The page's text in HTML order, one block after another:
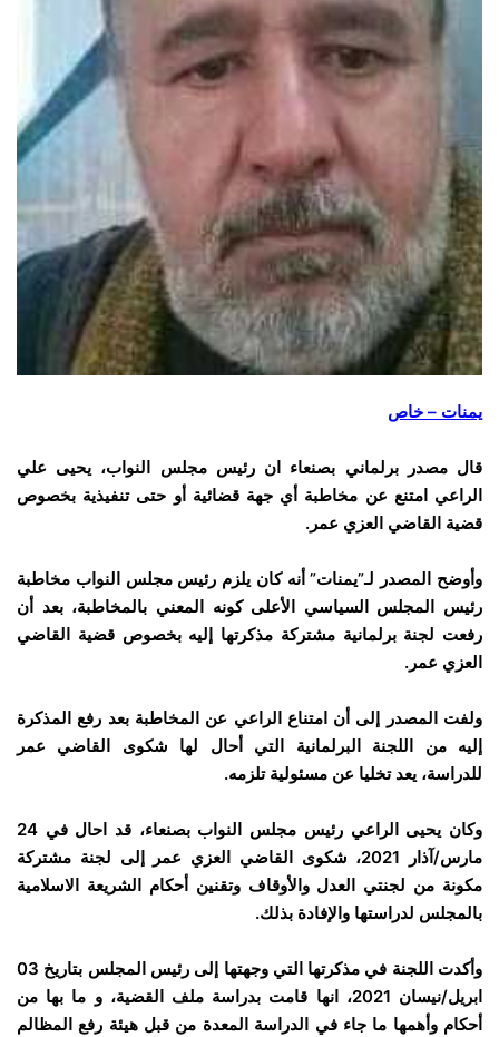
يمنات – خاص
قال مصدر برلماني بصنعاء ان رئيس مجلس النواب، يحيى علي
الراعي امتنع عن مخاطبة أي جهة قضائية أو حتى تنفيذية بخصوص
قضية القاضي العزي عمر.
وأوضح المصدر لـ”يمنات” أنه كان يلزم رئيس مجلس النواب مخاطبة
رئيس المجلس السياسي الأعلى كونه المعني بالمخاطبة، بعد أن
رفعت لجنة برلمانية مشتركة مذكرتها إليه بخصوص قضية القاضي
العزي عمر.
ولفت المصدر إلى أن امتناع الراعي عن المخاطبة بعد رفع المذكرة
إليه من اللجنة البرلمانية التي أحال لها شكوى القاضي عمر
للدراسة، يعد تخليا عن مسئولية تلزمه.
وكان يحيى الراعي رئيس مجلس النواب بصنعاء، قد احال في 24
مارس/آذار 2021، شكوى القاضي العزي عمر إلى لجنة مشتركة
مكونة من لجنتي العدل والأوقاف وتقنين أحكام الشريعة الاسلامية
بالمجلس لدراستها والإفادة بذلك.
وأكدت اللجنة في مذكرتها التي وجهتها إلى رئيس المجلس بتاريخ 03
ابريل/نيسان 2021، انها قامت بدراسة ملف القضية، و ما بها من
أحكام وأهمها ما جاء في الدراسة المعدة من قبل هيئة رفع المظالم